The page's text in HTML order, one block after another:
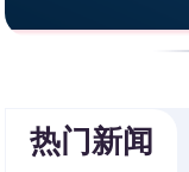
热门新闻